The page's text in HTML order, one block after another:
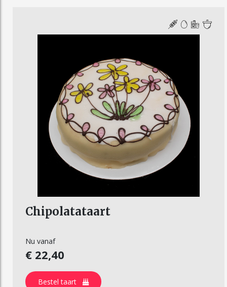
Chipolatataart
Nu vanaf
€ 22,40
Bestel taart